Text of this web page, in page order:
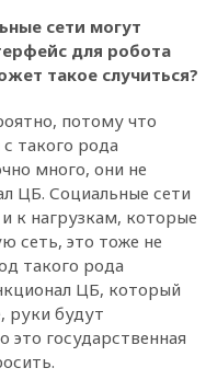
сети могут
для робота
такое случиться?
потому что
такого рода
много, они не
ЦБ. Социальные сети
к нагрузкам, которые
сеть, это тоже не
такого рода
ЦБ, который
руки будут
это государственная